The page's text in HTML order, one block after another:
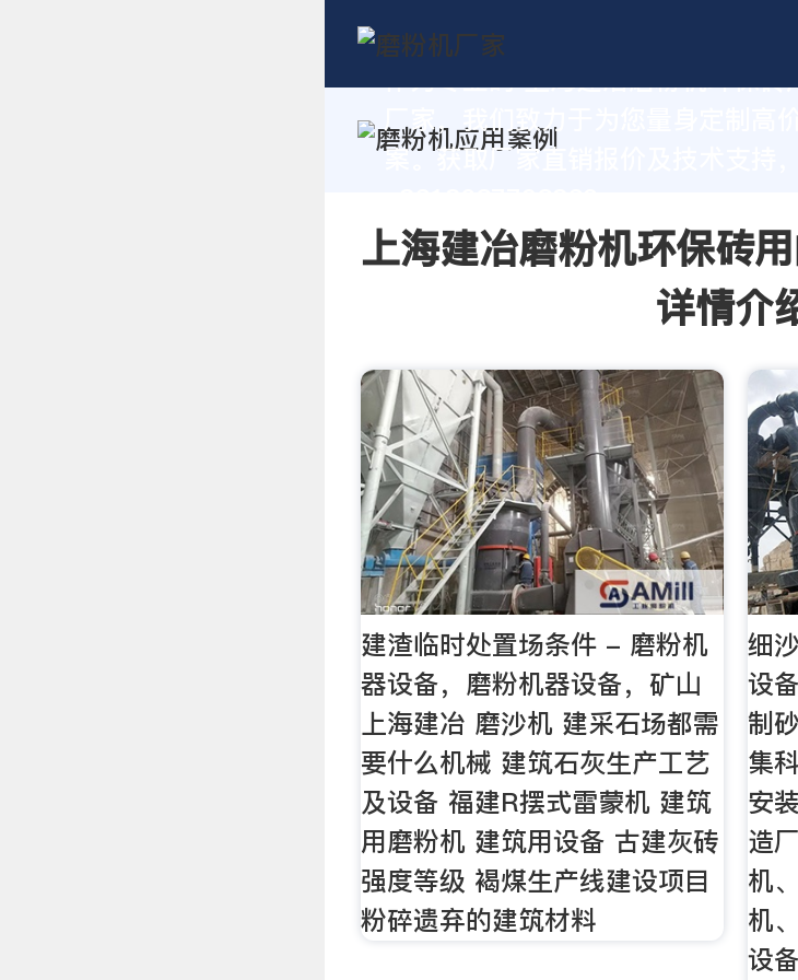
作为专业的 上海建冶磨粉机环保
厂家，我们致力于为您量身定制高
案。获取厂家直销报价及技术支持，
上海建冶磨粉机环保砖
详情介
建渣临时处置场条件 - 磨粉机
器设备，磨粉机器设备，矿山
上海建冶 磨沙机 建采石场都需
要什么机械 建筑石灰生产工艺
及设备 福建R摆式雷蒙机 建筑
用磨粉机 建筑用设备 古建灰砖
强度等级 褐煤生产线建设项目
粉碎遗弃的建筑材料
细
设
制
集
安
造
机
机
设